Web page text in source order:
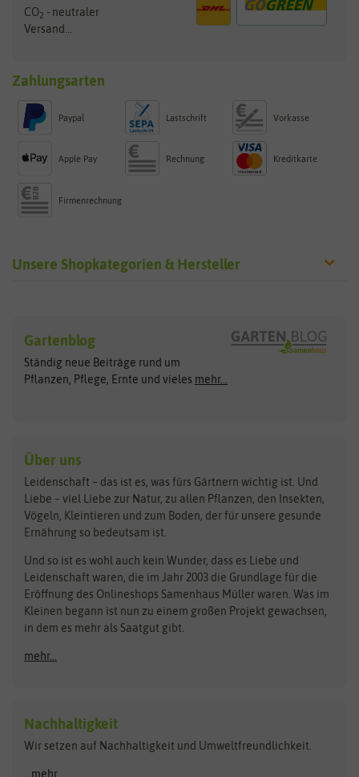
CO2 - neutraler
Versand...
Zahlungsarten
Paypal Lastschrift Vorkasse
Apple Pay Rechnung Kreditkarte
Firmenrechnung
Unsere Shopkategorien & Hersteller
Exotische Samen
Gemüsesamen
Gründünger
Kräutersamen
Obstsamen
Pilzbrut
Rasensamen
Steckzwiebeln
Zimmer & Kübelpflanzen
Kataloge
Schnäppchen
Anzucht & Gartenzubehör
Anzuchtschalen
Heizmatte & Heizkabel
Kokos-Quelltabletten
Zimmergewächshaus
Arche Noah
ASB Greenworld
Benary
Bingenheimer Saatgut
Bionana
BIOWOL
Blumicorn
Bûten Birds
Carl Pabst
Clever Pots
COMPO
Dürr-Samen
Feldsaaten Freudenberger
Fertil
Flora Elite
Florissa
Flortis
Hortitops
Gartenblog
Ständig neue Beiträge rund um
Pflanzen, Pflege, Ernte und vieles mehr...
Über uns
Leidenschaft – das ist es, was fürs Gärtnern wichtig ist. Und
Liebe – viel Liebe zur Natur, zu allen Pflanzen, den Insekten,
Vögeln, Kleintieren und zum Boden, der für unsere gesunde
Ernährung so bedeutsam ist.
Und so ist es wohl auch kein Wunder, dass es Liebe und
Leidenschaft waren, die im Jahr 2003 die Grundlage für die
Eröffnung des Onlineshops Samenhaus Müller waren. Was im
Kleinen begann ist nun zu einem großen Projekt gewachsen,
in dem es mehr als Saatgut gibt.
mehr...
Nachhaltigkeit
Wir setzen auf Nachhaltigkeit und Umweltfreundlichkeit.
...mehr